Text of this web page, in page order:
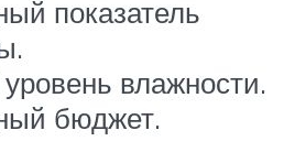
показатель
влажности.
бюджет.